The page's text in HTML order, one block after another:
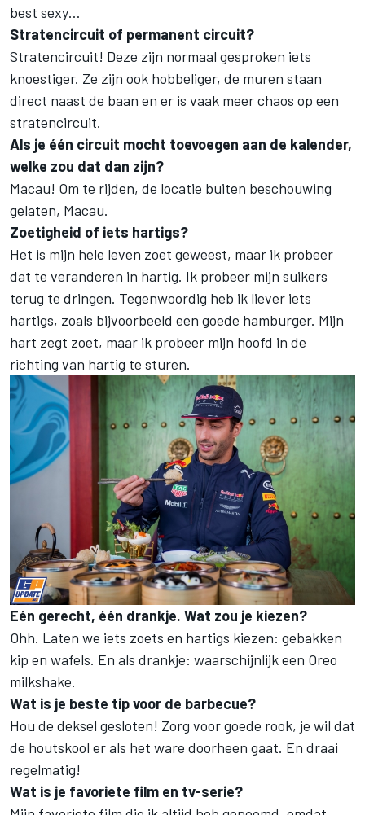
best sexy…
Stratencircuit of permanent circuit?
Stratencircuit! Deze zijn normaal gesproken iets
knoestiger. Ze zijn ook hobbeliger, de muren staan
direct naast de baan en er is vaak meer chaos op een
stratencircuit.
Als je één circuit mocht toevoegen aan de kalender,
welke zou dat dan zijn?
Macau! Om te rijden, de locatie buiten beschouwing
gelaten, Macau.
Zoetigheid of iets hartigs?
Het is mijn hele leven zoet geweest, maar ik probeer
dat te veranderen in hartig. Ik probeer mijn suikers
terug te dringen. Tegenwoordig heb ik liever iets
hartigs, zoals bijvoorbeeld een goede hamburger. Mijn
hart zegt zoet, maar ik probeer mijn hoofd in de
richting van hartig te sturen.
Eén gerecht, één drankje. Wat zou je kiezen?
Ohh. Laten we iets zoets en hartigs kiezen: gebakken
kip en wafels. En als drankje: waarschijnlijk een Oreo
milkshake.
Wat is je beste tip voor de barbecue?
Hou de deksel gesloten! Zorg voor goede rook, je wil dat
de houtskool er als het ware doorheen gaat. En draai
regelmatig!
Wat is je favoriete film en tv-serie?